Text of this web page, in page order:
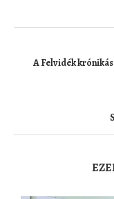
A Felvidék